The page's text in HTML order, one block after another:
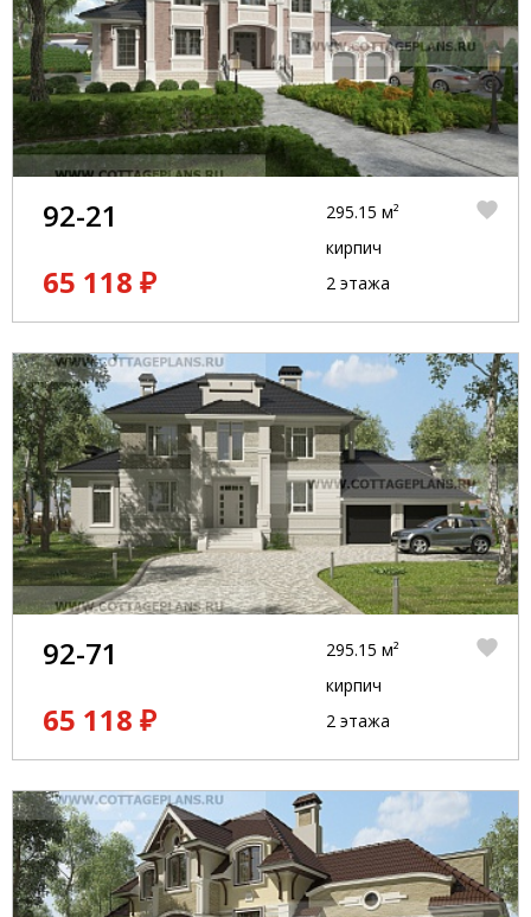
92-21
65 118 ₽
295.15 м²
кирпич
2 этажа
92-71
65 118 ₽
295.15 м²
кирпич
2 этажа